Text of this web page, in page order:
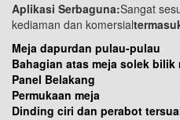
Aplikasi Serbaguna:Sangat
kediaman dan komersial
Meja dapurdan pulau-pulau
Bahagian atas meja solek bilik
Panel Belakang
Permukaan meja
Dinding ciri dan perabot